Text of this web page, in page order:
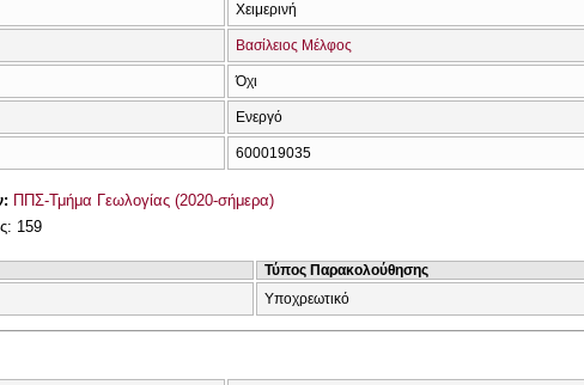
Χειμερινή
Βασίλειος Μέλφος
Όχι
Ενεργό
600019035
ΠΠΣ-Τμήμα Γεωλογίας (2020-σήμερα)
159
Τύπος Παρακολούθησης
Υποχρεωτικό